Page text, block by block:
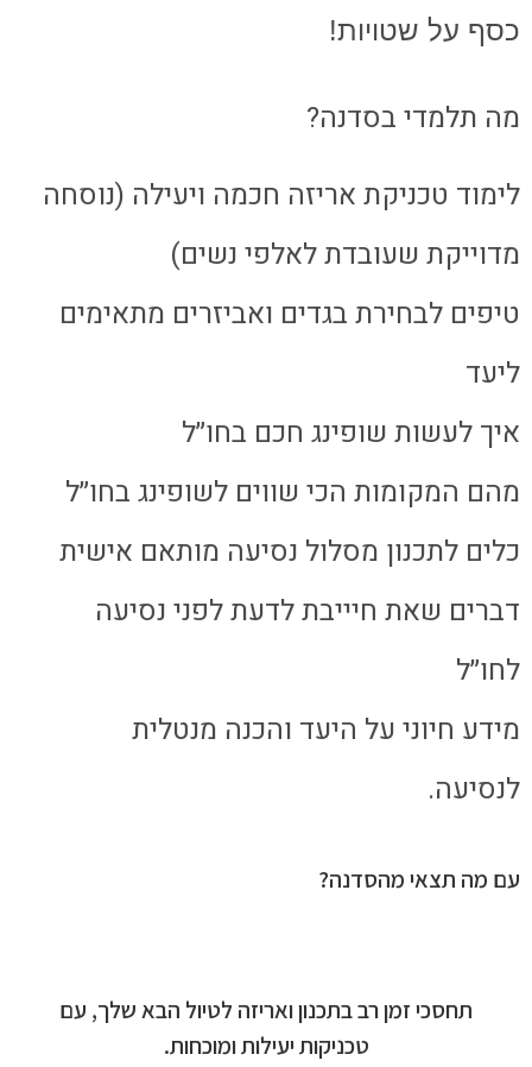
כסף על שטויות!
מה תלמדי בסדנה?
לימוד טכניקת אריזה חכמה ויעילה (נוסחה
מדוייקת שעובדת לאלפי נשים)
טיפים לבחירת בגדים ואביזרים מתאימים
ליעד
איך לעשות שופינג חכם בחו״ל
מהם המקומות הכי שווים לשופינג בחו״ל
כלים לתכנון מסלול נסיעה מותאם אישית
דברים שאת חיייבת לדעת לפני נסיעה
לחו״ל
מידע חיוני על היעד והכנה מנטלית
לנסיעה.
עם מה תצאי מהסדנה?
תחסכי זמן רב בתכנון ואריזה לטיול הבא שלך, עם
טכניקות יעילות ומוכחות.